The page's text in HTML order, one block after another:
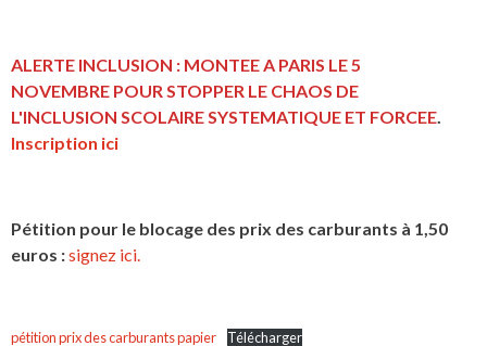
ALERTE INCLUSION : MONTEE A PARIS LE 5
NOVEMBRE POUR STOPPER LE CHAOS DE
L'INCLUSION SCOLAIRE SYSTEMATIQUE ET FORCEE
Inscription ici
Pétition pour le blocage des prix des carburants à 1,50
euros :signez ici.
pétition prix des carburants papier Télécharger